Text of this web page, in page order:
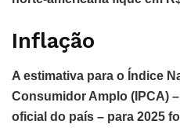
Inflação
A estimativa para o Índice
Consumidor Amplo (IPCA)
oficial do país – para 2025